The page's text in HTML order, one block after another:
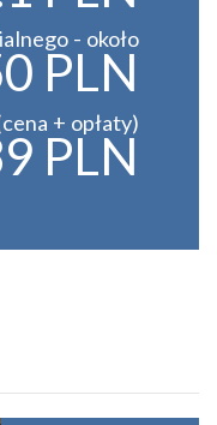
- około
PLN
+ opłaty)
PLN